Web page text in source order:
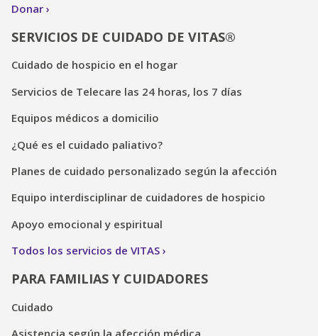
Donar
SERVICIOS DE CUIDADO DE VITAS®
Cuidado de hospicio en el hogar
Servicios de Telecare las 24 horas, los 7 días
Equipos médicos a domicilio
¿Qué es el cuidado paliativo?
Planes de cuidado personalizado según la afección
Equipo interdisciplinar de cuidadores de hospicio
Apoyo emocional y espiritual
Todos los servicios de VITAS
PARA FAMILIAS Y CUIDADORES
Cuidado